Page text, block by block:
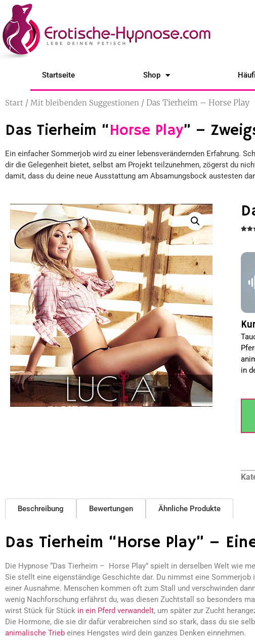
Startseite Shop
Start / Mit bleibenden Suggestionen / Das Tierheim – Horse Play
Das Tierheim “Horse Play” –
Ein einfacher Sommerjob wird zu einer lebensverändernden Erfahrung.
dir die Gelegenheit bietet, selbst am Projekt teilzunehmen, zögerst du
damit, dass du deine neue Ausstattung am Absamungsbock austesten
auf
in
Beschreibung Bewertungen Ähnliche Produkte
Das Tierheim “Horse Play” –
Die Hypnose “Das Tierheim – Horse Play” spielt in derselben Welt wie
Sie stellt eine eigenständige Geschichte dar. Du nimmst eine
einer Ausnahme. Menschen kommen oft zum Stall und verschwinden
wenig Nachforschung erfährst du, was diesen Zuchtstall so besonders
wirst Stück für Stück in ein Pferd verwandelt, um später zur Zucht
Die Hormone, die sie dir dafür verabreichen sind so stark, dass du sie
animalische Trieb eines Hengstes wird dein ganzes Denken einnehmen.